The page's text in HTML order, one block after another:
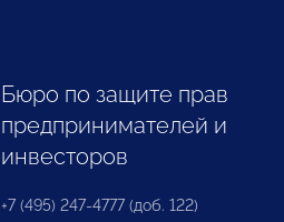
Бюро по защите прав
предпринимателей и
инвесторов
+7 (495) 247-4777 (доб. 122)